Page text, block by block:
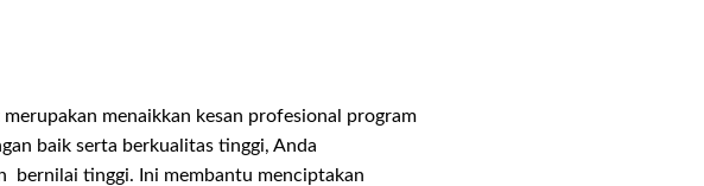
menaikkan kesan profesional program
baik serta berkualitas tinggi, Anda
bernilai tinggi. Ini membantu menciptakan